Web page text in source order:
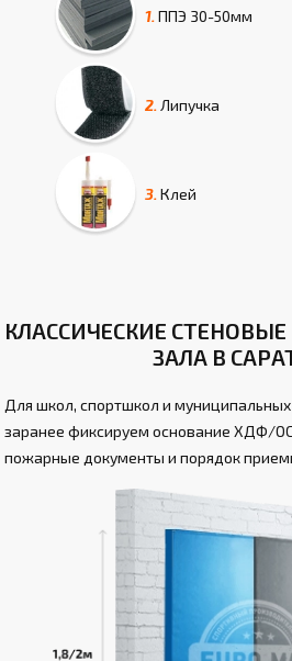
1. ППЭ 30-50мм
2. Липучка
3. Клей
КЛАССИЧЕСКИЕ
ЗАЛА В
Для школ, спортшкол и
заранее фиксируем основание ХДФ/
пожарные документы и порядок